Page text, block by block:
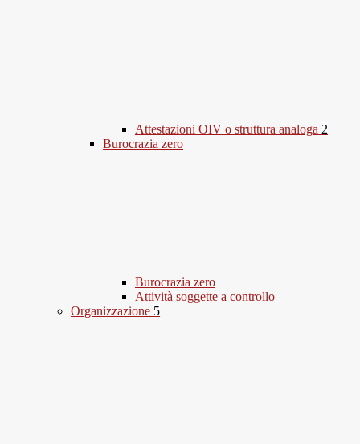
Attestazioni OIV o struttura analoga 2
Burocrazia zero
Burocrazia zero
Attività soggette a controllo
Organizzazione 5